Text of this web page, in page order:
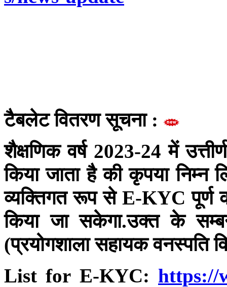
टैबलेट वितरण सूचना :
शैक्षणिक वर्ष 2023-24 में
किया जाता है की कृपया निम्न
व्यक्तिगत रूप से E-KYC पूर्ण
किया जा सकेगा.उक्त के
(प्रयोगशाला सहायक वनस्पति
List for E-KYC: https://